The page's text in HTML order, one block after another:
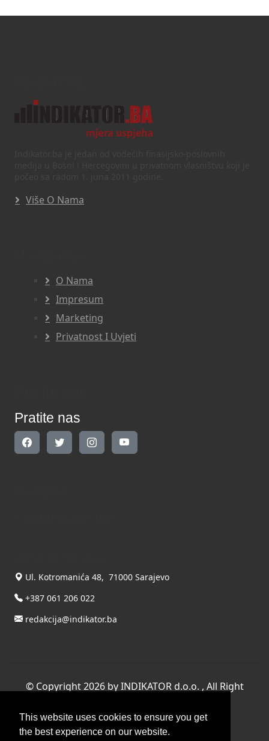
This website uses cookies to ensure you get
the best experience on our website.
Više O Nama
O Nama
Impresum
Marketing
Privatnost I Uvjeti
Pratite nas
Ul. Kotromanića 48, 71000 Sarajevo
+387 061 206 022
redakcija@indikator.ba
© Copyright 2026 by INDIKATOR d.o.o. , All Right
Terms Of Use|Privacy Statement